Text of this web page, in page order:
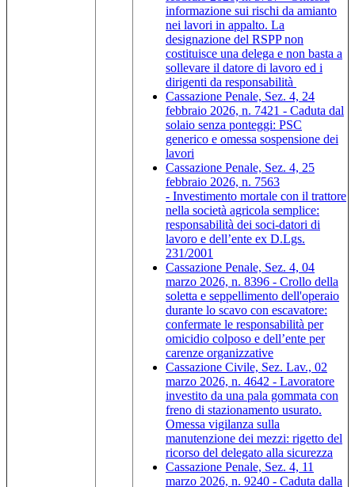
informazione sui rischi da amianto
nei lavori in appalto. La
designazione del RSPP non
costituisce una delega e non basta a
sollevare il datore di lavoro ed i
dirigenti da responsabilità
Cassazione Penale, Sez. 4, 24
febbraio 2026, n. 7421 - Caduta dal
solaio senza ponteggi: PSC
generico e omessa sospensione dei
lavori
Cassazione Penale, Sez. 4, 25
febbraio 2026, n. 7563
- Investimento mortale con il trattore
nella società agricola semplice:
responsabilità dei soci-datori di
lavoro e dell’ente ex D.Lgs.
231/2001
Cassazione Penale, Sez. 4, 04
marzo 2026, n. 8396 - Crollo della
soletta e seppellimento dell'operaio
durante lo scavo con escavatore:
confermate le responsabilità per
omicidio colposo e dell’ente per
carenze organizzative
Cassazione Civile, Sez. Lav., 02
marzo 2026, n. 4642 - Lavoratore
investito da una pala gommata con
freno di stazionamento usurato.
Omessa vigilanza sulla
manutenzione dei mezzi: rigetto del
ricorso del delegato alla sicurezza
Cassazione Penale, Sez. 4, 11
marzo 2026, n. 9240 - Caduta dalla